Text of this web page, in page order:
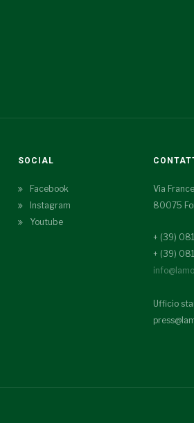
SOCIAL
Facebook
Instagram
Youtube
Via
80075
+ (39)
+ (39)
Ufficio